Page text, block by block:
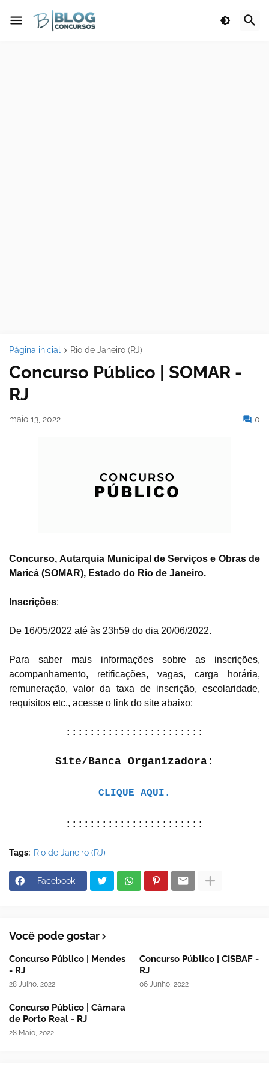
Página inicial Rio de Janeiro (RJ)
Concurso Público | SOMAR -
RJ
maio 13, 2022 0
Concurso, Autarquia Municipal de Serviços e Obras de
Maricá (SOMAR), Estado do Rio de Janeiro.
Inscrições:
De 16/05/2022 até às 23h59 do dia 20/06/2022.
Para saber mais informações sobre as inscrições,
acompanhamento, retificações, vagas, carga horária,
remuneração, valor da taxa de inscrição, escolaridade,
requisitos etc., acesse o link do site abaixo:
:::::::::::::::::::::::
Site/Banca Organizadora:
CLIQUE AQUI.
:::::::::::::::::::::::
Tags: Rio de Janeiro (RJ)
Facebook
Você pode gostar
Concurso Público | Mendes
- RJ
28 Julho, 2022
Concurso Público | CISBAF -
RJ
06 Junho, 2022
Concurso Público | Câmara
de Porto Real - RJ
28 Maio, 2022